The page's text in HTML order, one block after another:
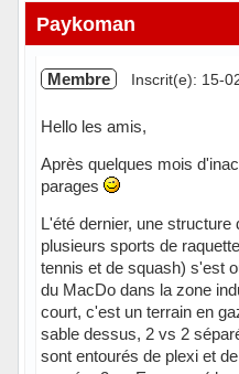
Paykoman
Membre Inscrit(e): 15-
Hello les amis,
Après quelques mois
parages
L'été dernier, une structure
plusieurs sports de
tennis et de squash) s'est
du MacDo dans la zone
court, c'est un terrain en
sable dessus, 2 vs 2
sont entourés de plexi et